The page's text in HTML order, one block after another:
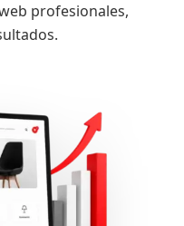
profesionales,